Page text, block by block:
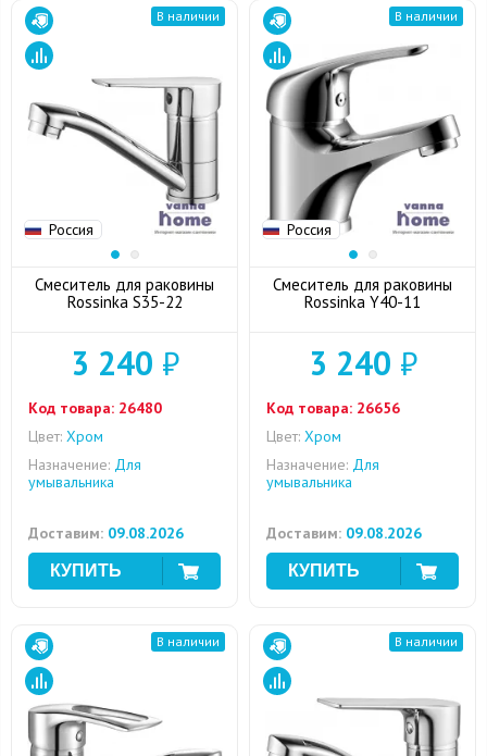
Россия
В наличии
Смеситель для раковины
Rossinka S35-22
3 240 ₽
Код товара: 26480
Цвет: Хром
Назначение: Для
умывальника
Доставим: 09.08.2026
Россия
В наличии
Смеситель для раковины
Rossinka Y40-11
3 240 ₽
Код товара: 26656
Цвет: Хром
Назначение: Для
умывальника
Доставим: 09.08.2026
В наличии В наличии